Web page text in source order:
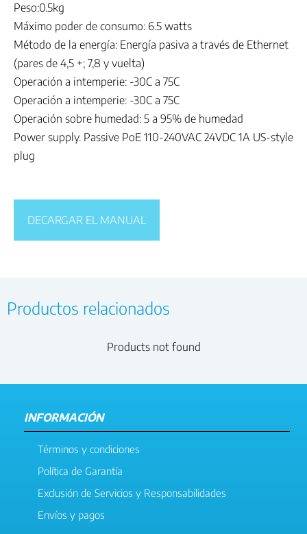
Peso:0.5kg
Máximo poder de consumo: 6.5 watts
Método de la energía: Energía pasiva a través de Ethernet
(pares de 4,5 +; 7,8 y vuelta)
Operación a intemperie: -30C a 75C
Operación a intemperie: -30C a 75C
Operación sobre humedad: 5 a 95% de humedad
Power supply. Passive PoE 110-240VAC 24VDC 1A US-style
plug
DECARGAR EL MANUAL
Productos relacionados
Products not found
INFORMACIÓN
Términos y condiciones
Política de Garantía
Exclusión de Servicios y Responsabilidades
Envíos y pagos